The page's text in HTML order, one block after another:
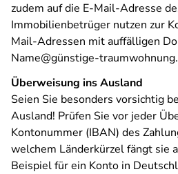
zudem auf die E-Mail-Adresse
Immobilienbetrüger nutzen zur
Mail-Adressen mit auffälligen
Name@günstige-
Überweisung ins Ausland
Seien Sie besonders vorsichtig
Ausland! Prüfen Sie vor jeder
Kontonummer (IBAN) des
welchem Länderkürzel fängt sie
Beispiel für ein Konto in